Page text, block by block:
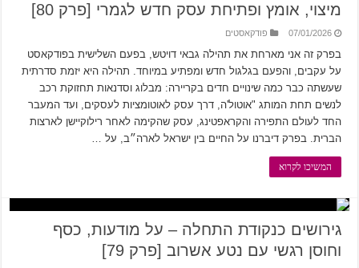
מיצוי, אומץ ופתיחת עסק חדש לגמרי [פרק 80]
07/01/2026 פודקאסטים
בפרק זה אני מארחת את תהילה גבאי דויטש, בפעם השלישית בפודקאסט
על עקבים, והפעם בגלגול חדש ומפתיע במיוחד. תהילה היא יזמת סדרתית
שעשתה כבר כמה שינויים חדים בקריירה: מבלוג וסדנאות תחזוקת רכב
לנשים תחת המותג "אוטול'ה, דרך עסק לאוטומציות לעסקים, ועד המעבר
החד לעולם התפירה והקראפטינג, עסק שהקימה לאחר רילוקיישן לארצות
הברית. בפרק דיברנו על החיים בין ישראל לארה״ב, על …
המשיכו לקרוא
גירושים כנקודת התחלה – על מודעות, כסף
וחוסן רגשי עם נטע אשרוב [פרק 79]